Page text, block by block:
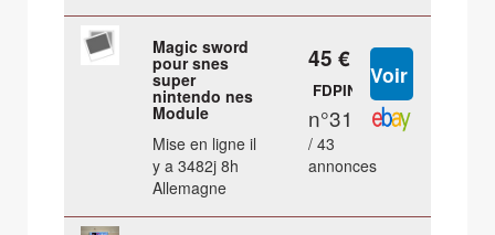
Magic sword
pour snes
super
nintendo nes
Module
Mise en ligne il
y a 3482j 8h
Allemagne
45 €
FDPIN
n°31
/ 43
annonces